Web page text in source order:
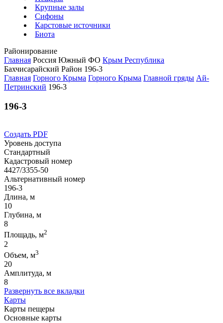
Крупные залы
Сифоны
Карстовые источники
Биота
Районирование
Главная Россия Южный ФО Крым Республика
Бахчисарайский Район 196-3
Главная Горного Крыма Горного Крыма Главной гряды Ай-
Петринский 196-3
196-3
Создать PDF
Уровень доступа
Стандартный
Кадастровый номер
4427/3355-50
Альтернативный номер
196-3
Длина, м
10
Глубина, м
8
Площадь, м2
2
Объем, м3
20
Амплитуда, м
8
Развернуть все вкладки
Карты
Карты пещеры
Основные карты